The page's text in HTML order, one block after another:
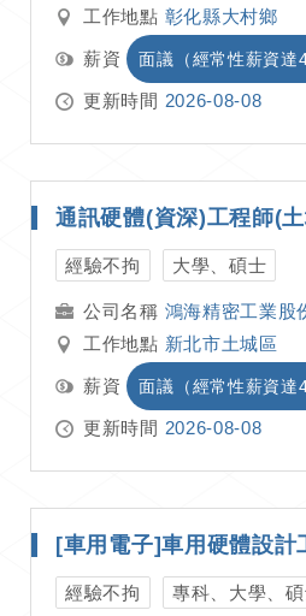
工作地點 彰化縣大村鄉
薪資 面議（經常性薪資達
更新時間 2026-08-08
通訊硬體(資深)工程師(
經驗不拘 大學、碩士
鴻海精密工業股
工作地點 新北市土城區
薪資 面議（經常性薪資達
更新時間 2026-08-08
經驗不拘 專科、大學、